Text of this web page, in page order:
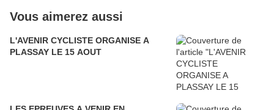
Vous aimerez aussi
L'AVENIR CYCLISTE ORGANISE A
PLASSAY LE 15 AOUT